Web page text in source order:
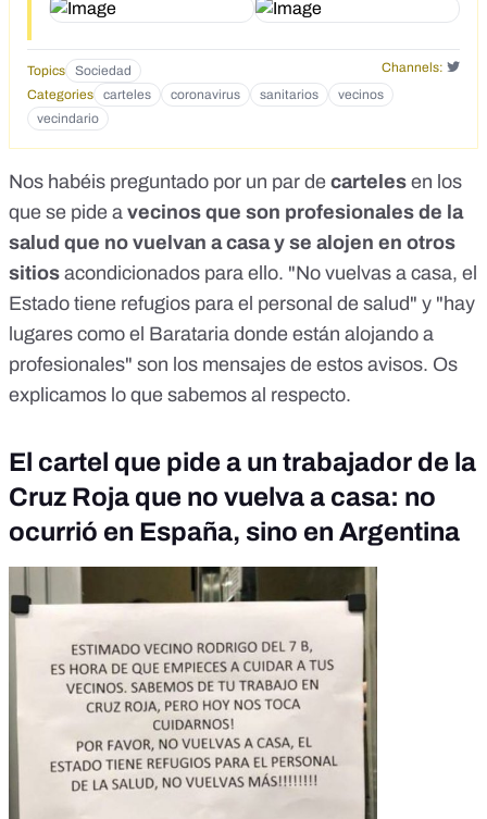
923776
Topics Sociedad
Channels:
Categories
carteles coronavirus sanitarios
vecinos
vecindario
Nos habéis preguntado por un par de carteles en los
que se pide a vecinos que son profesionales de la
salud que no vuelvan a casa y se alojen en otros
sitios acondicionados para ello. "No vuelvas a casa, el
Estado tiene refugios para el personal de salud" y "hay
lugares como el Barataria donde están alojando a
profesionales" son los mensajes de estos avisos. Os
explicamos lo que sabemos al respecto.
El cartel que pide a un trabajador de la
Cruz Roja que no vuelva a casa: no
ocurrió en España, sino en Argentina